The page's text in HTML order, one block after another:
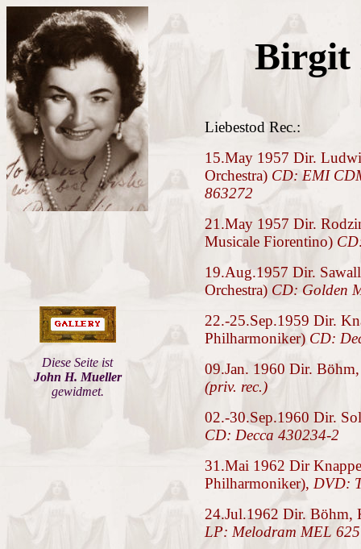
Birgit
Liebestod Rec.:
15.May 1957 Dir.
Orchestra) CD: EMI
863272
21.May 1957 Dir.
Musicale Fiorentino)
19.Aug.1957 Dir.
Orchestra) CD: Golden
22.-25.Sep.1959 Dir.
Philharmoniker) CD:
09.Jan. 1960 Dir.
(priv. rec.)
02.-30.Sep.1960 Dir.
CD: Decca 430234-2
31.Mai 1962 Dir
Philharmoniker), DVD:
24.Jul.1962 Dir. Böhm,
LP: Melodram MEL 625
Diese Seite ist
John H. Mueller
gewidmet.